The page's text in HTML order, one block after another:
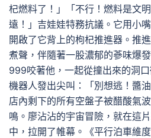
杞燃料了！」「不行！燃料是文
遠！」吉娃娃特務抗議。它用小
開啟了它背上的枸杞推進器。推
煮聲，伴隨著一股濃郁的蔘味爆
999咬著他，一起從撞出來的洞
機器人發出尖叫：「別想逃！醬
店內剩下的所有空盤子被醋酸氣
鳴。廖沾沾的宇宙冒險，就在這
中，拉開了帷幕。《平行泊車維